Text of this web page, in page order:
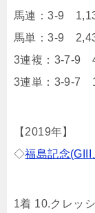
馬連：3-9
馬単：3-9
3連複：3-7-9
3連単：3-9-7
【2019年】
◇福島記念
1着 10.クレッ